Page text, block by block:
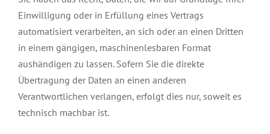
Einwilligung oder in Erfüllung eines Vertrags
automatisiert verarbeiten, an sich oder an einen Dritten
in einem gängigen, maschinenlesbaren Format
aushändigen zu lassen. Sofern Sie die direkte
Übertragung der Daten an einen anderen
Verantwortlichen verlangen, erfolgt dies nur, soweit es
technisch machbar ist.